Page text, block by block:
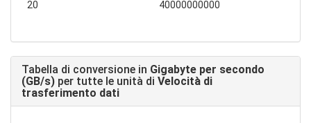
20 40000000000
Tabella di conversione in Gigabyte per secondo
(GB/s) per tutte le unità di Velocità di
trasferimento dati